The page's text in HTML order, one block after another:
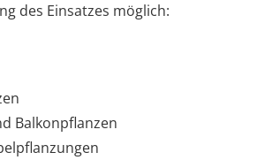
des Einsatzes möglich:
Balkonpflanzen